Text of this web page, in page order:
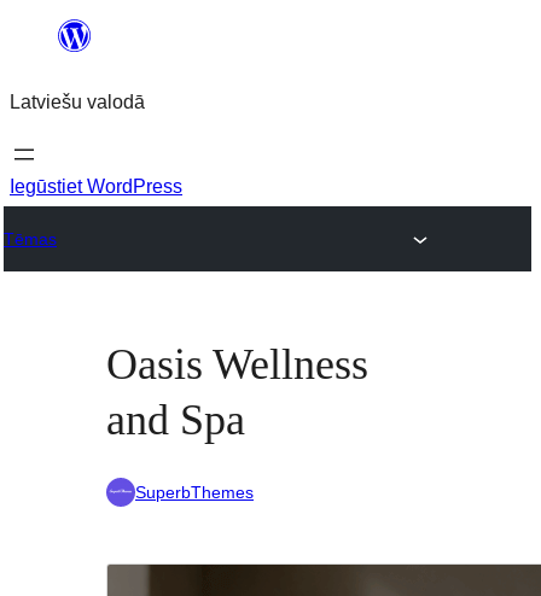
Pāriet
saturu
Latviešu valodā
Iegūstiet WordPress
Tēmas
Oasis Wellness
and Spa
SuperbThemes